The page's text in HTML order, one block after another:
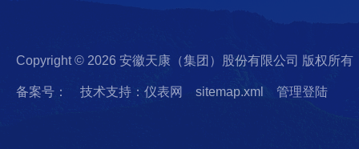
Copyright © 2026 安徽天康（集团）股份有限公司 版权所有
备案号： 技术支持：仪表网 sitemap.xml 管理登陆